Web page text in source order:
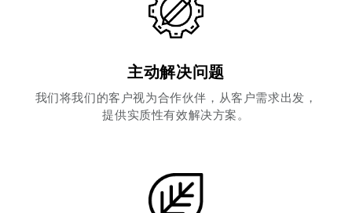
” puoi vedere nel dettaglio le finalità dei singoli
cookie e le terze parti che installano i cookie tramite il
presente sito. Puoi gestire in maniera del tutto autonoma i
cookie tramite la sezione "Cookie Policy - Impostazioni
Cookie", accettando o inibendo l'utilizzo delle diverse
tipologie di Cookie attive sul nostro sito.
主动解决问题
我们将我们的客户视为合作伙伴，从客户需求出发，
提供实质性有效解决方案。